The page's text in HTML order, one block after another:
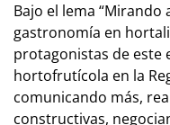
Bajo el lema “Mirando
gastronomía en
protagonistas de este
hortofrutícola en la
comunicando más,
constructivas,